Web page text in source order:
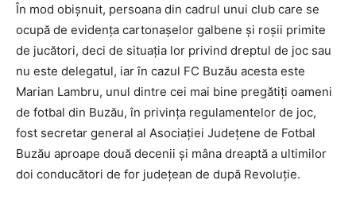
În mod obișnuit, persoana din cadrul unui club care se
ocupă de evidența cartonașelor galbene și roșii primite
de jucători, deci de situația lor privind dreptul de joc sau
nu este delegatul, iar în cazul FC Buzău acesta este
Marian Lambru, unul dintre cei mai bine pregătiţi oameni
de fotbal din Buzău, în privinţa regulamentelor de joc,
fost secretar general al Asociaţiei Judeţene de Fotbal
Buzău aproape două decenii şi mâna dreaptă a ultimilor
doi conducători de for judeţean de după Revoluţie.